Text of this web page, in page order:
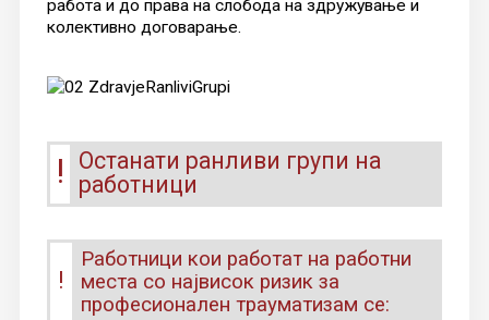
работа и до права на слобода на здружување и
колективно договарање.
!
Останати ранливи групи на
работници
!
Работници кои работат на работни
места со највисок ризик за
професионален трауматизам се: